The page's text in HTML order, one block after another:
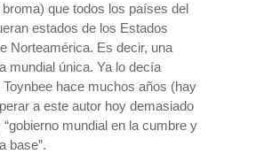
que todos los países del
estados de los Estados
Norteamérica. Es decir, una
mundial única. Ya lo decía
Toynbee hace muchos años (hay
a este autor hoy demasiado
“gobierno mundial en la cumbre y
base”.